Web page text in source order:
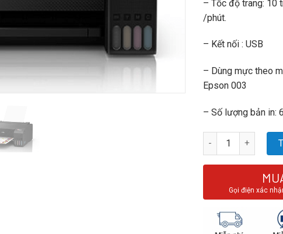
– Tốc độ trang: 10
/phút.
– Kết nối : USB
– Dùng mực theo
Epson 003
– Số lượng bản in:
Số lượng
Gọi điện xác